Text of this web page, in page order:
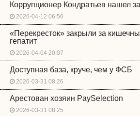
Коррупционер Кондратьев нашел
2026-04-12 06:56
«Перекресток» закрыли за
гепатит
2026-04-04 20:07
Доступная база, круче, чем у ФСБ
2026-03-31 08:26
Арестован хозяин PaySelection
2026-03-31 08:25